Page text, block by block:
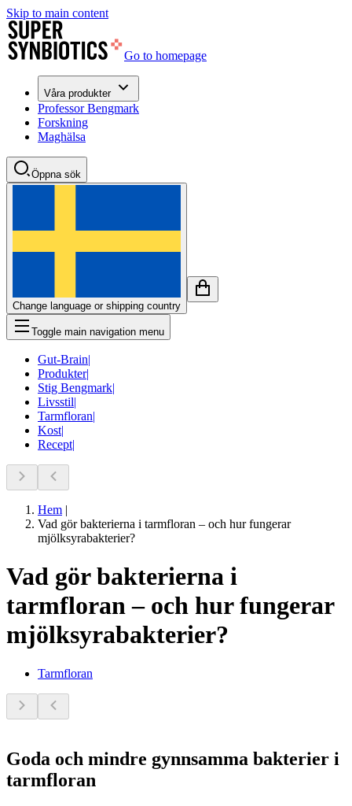
Skip to main content
Go to homepage
Våra produkter
Professor Bengmark
Forskning
Maghälsa
Öppna sök
Change language or shipping country
Toggle main navigation menu
Gut-Brain|
Produkter|
Stig Bengmark|
Livsstil|
Tarmfloran|
Kost|
Recept|
Hem |
Vad gör bakterierna i tarmfloran – och hur fungerar
mjölksyrabakterier?
Vad gör bakterierna i
tarmfloran – och hur fungerar
mjölksyrabakterier?
Tarmfloran
Goda och mindre gynnsamma bakterier i
tarmfloran